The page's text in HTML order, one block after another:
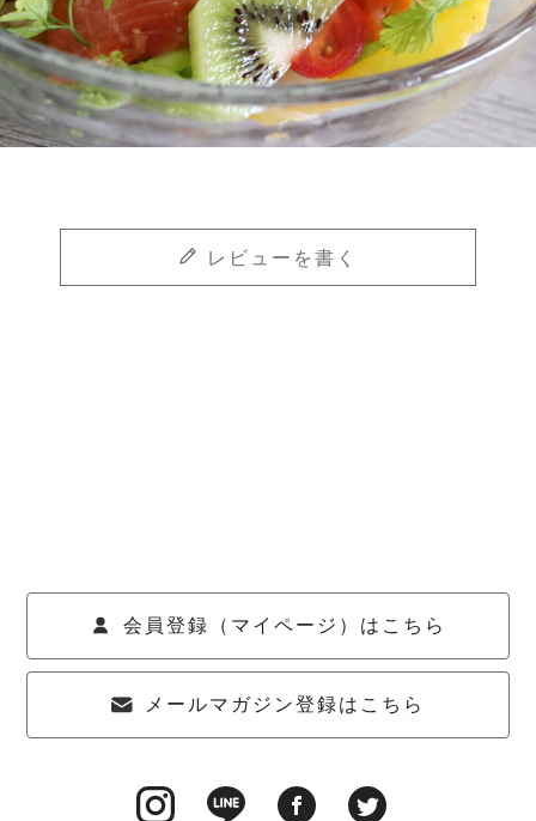
レビューを書く
会員登録（マイページ）はこちら
メールマガジン登録はこちら